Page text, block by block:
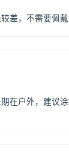
差，不需要佩
在户外，建议